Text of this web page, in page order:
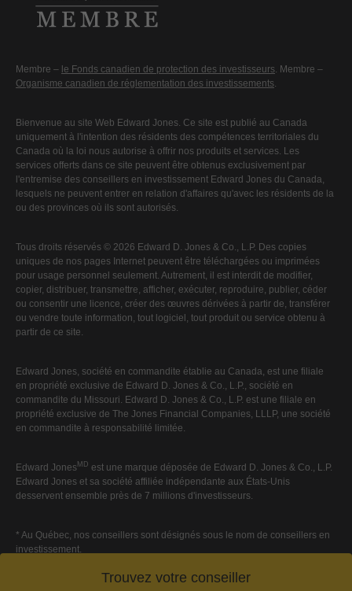
Trouvez votre conseiller
Membre – le Fonds canadien de protection des investisseurs. Membre –
Organisme canadien de réglementation des investissements.
Bienvenue au site Web Edward Jones. Ce site est publié au Canada
uniquement à l'intention des résidents des compétences territoriales du
Canada où la loi nous autorise à offrir nos produits et services. Les
services offerts dans ce site peuvent être obtenus exclusivement par
l'entremise des conseillers en investissement Edward Jones du Canada,
lesquels ne peuvent entrer en relation d'affaires qu'avec les résidents de la
ou des provinces où ils sont autorisés.
Tous droits réservés © 2026 Edward D. Jones & Co., L.P. Des copies
uniques de nos pages Internet peuvent être téléchargées ou imprimées
pour usage personnel seulement. Autrement, il est interdit de modifier,
copier, distribuer, transmettre, afficher, exécuter, reproduire, publier, céder
ou consentir une licence, créer des œuvres dérivées à partir de, transférer
ou vendre toute information, tout logiciel, tout produit ou service obtenu à
partir de ce site.
Edward Jones, société en commandite établie au Canada, est une filiale
en propriété exclusive de Edward D. Jones & Co., L.P., société en
commandite du Missouri. Edward D. Jones & Co., L.P. est une filiale en
propriété exclusive de The Jones Financial Companies, LLLP, une société
en commandite à responsabilité limitée.
Edward JonesMD est une marque déposée de Edward D. Jones & Co., L.P.
Edward Jones et sa société affiliée indépendante aux États-Unis
desservent ensemble près de 7 millions d'investisseurs.
* Au Québec, nos conseillers sont désignés sous le nom de conseillers en
investissement.